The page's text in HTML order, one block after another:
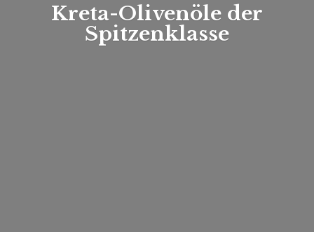
Kreta-Olivenöle der
Spitzenklasse